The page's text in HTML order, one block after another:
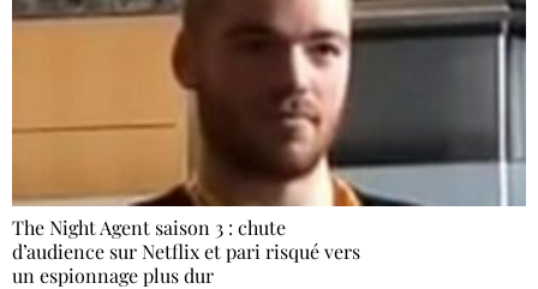
The Night Agent saison 3 : chute
d’audience sur Netflix et pari risqué vers
un espionnage plus dur